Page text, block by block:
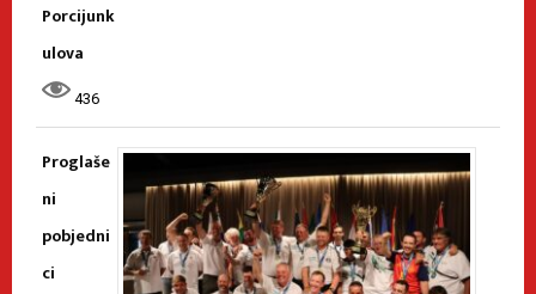
Porcijunk
ulova
436
Proglaše
ni
pobjedni
ci